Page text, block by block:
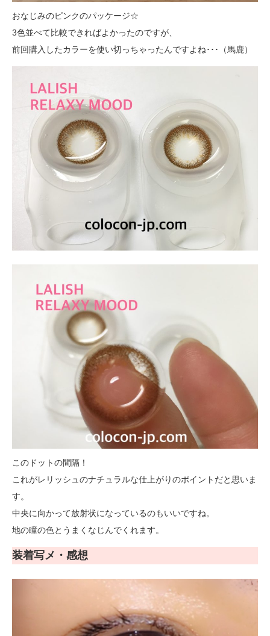
おなじみのピンクのパッケージ☆
3色並べて比較できればよかったのですが、
前回購入したカラーを使い切っちゃったんですよね･･･（馬鹿）
このドットの間隔！
これがレリッシュのナチュラルな仕上がりのポイントだと思いま
す。
中央に向かって放射状になっているのもいいですね。
地の瞳の色とうまくなじんでくれます。
装着写メ・感想